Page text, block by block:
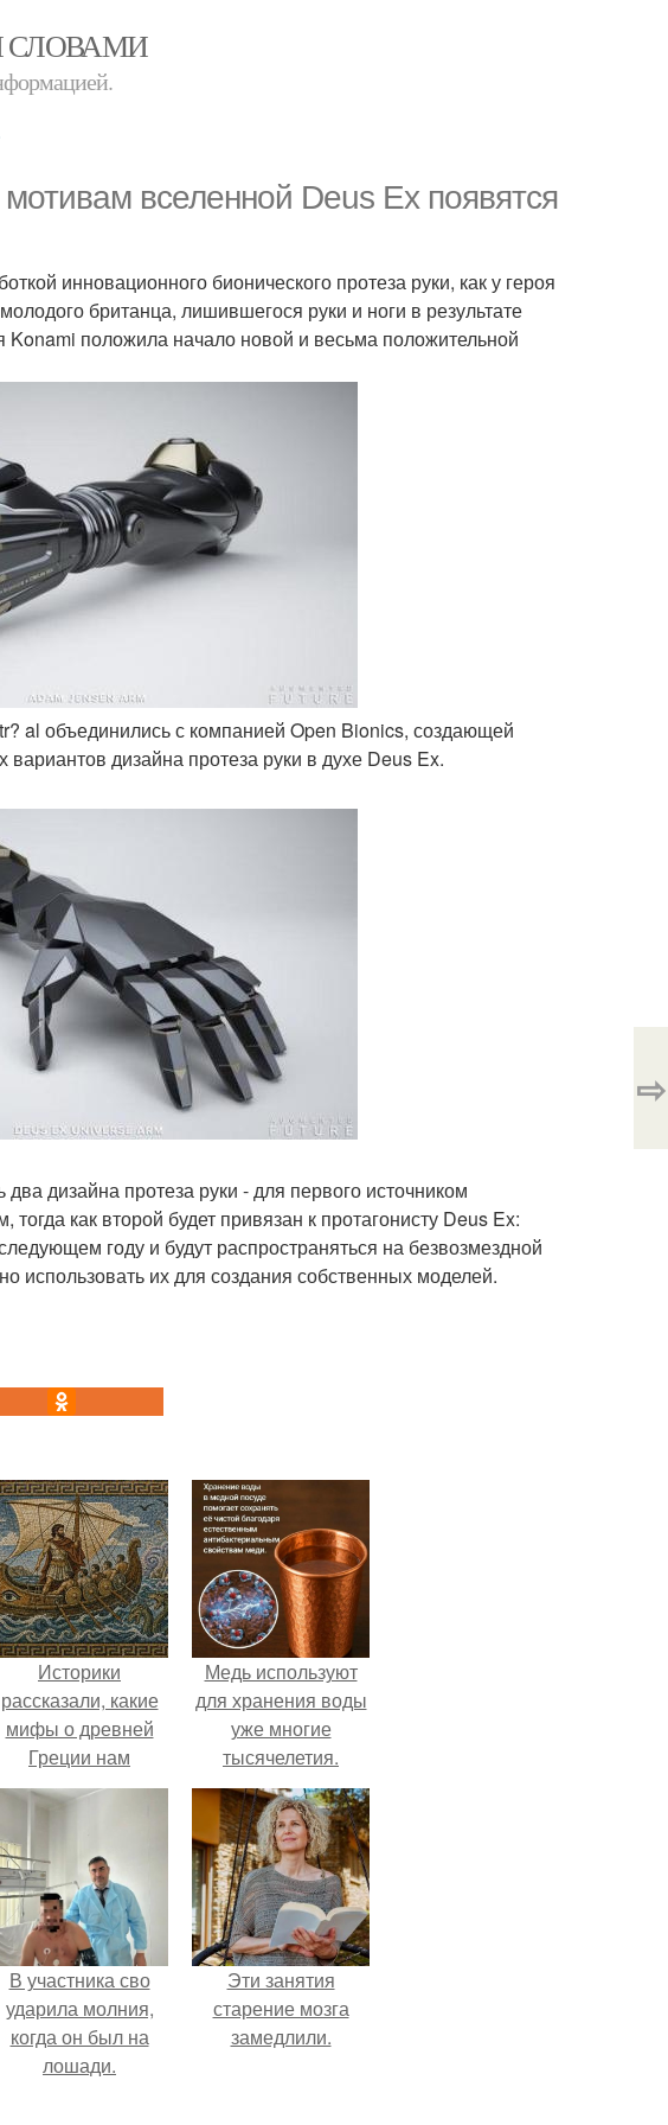
СЛОВАМИ
вселенной Deus Ex появятся
инновационного бионического протеза руки, как у героя
британца, лишившегося руки и ноги в результате
Konami положила начало новой и весьма положительной
al объединились с компанией Open Bionics, создающей
дизайна протеза руки в духе Deus Ex.
дизайна протеза руки - для первого источником
как второй будет привязан к протагонисту Deus Ex:
году и будут распространяться на безвозмездной
использовать их для создания собственных моделей.
⇨
Историки
рассказали, какие
мифы о древней
Греции нам
навязало кино.
Медь используют
для хранения воды
уже многие
тысячелетия.
В участника сво
ударила молния,
когда он был на
лошади.
Эти занятия
старение мозга
замедлили.